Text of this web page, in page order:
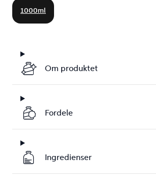
1000ml
Om produktet
Fordele
Ingredienser